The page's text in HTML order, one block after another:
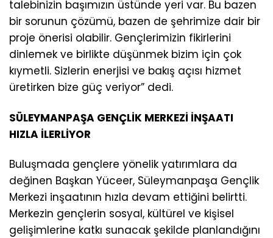
talebinizin başımızın üstünde yeri var. Bu bazen
bir sorunun çözümü, bazen de şehrimize dair bir
proje önerisi olabilir. Gençlerimizin fikirlerini
dinlemek ve birlikte düşünmek bizim için çok
kıymetli. Sizlerin enerjisi ve bakış açısı hizmet
üretirken bize güç veriyor” dedi.
SÜLEYMANPAŞA GENÇLİK MERKEZİ İNŞAATI
HIZLA İLERLİYOR
Buluşmada gençlere yönelik yatırımlara da
değinen Başkan Yüceer, Süleymanpaşa Gençlik
Merkezi inşaatının hızla devam ettiğini belirtti.
Merkezin gençlerin sosyal, kültürel ve kişisel
gelişimlerine katkı sunacak şekilde planlandığını